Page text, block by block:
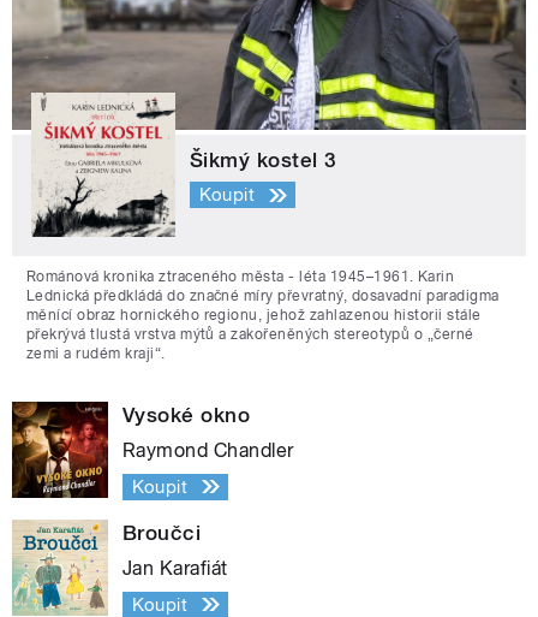
Šikmý kostel 3
Koupit
Románová kronika ztraceného města - léta 1945–1961. Karin
Lednická předkládá do značné míry převratný, dosavadní paradigma
měnící obraz hornického regionu, jehož zahlazenou historii stále
překrývá tlustá vrstva mýtů a zakořeněných stereotypů o „černé
zemi a rudém kraji“.
Vysoké okno
Raymond Chandler
Koupit
Broučci
Jan Karafiát
Koupit